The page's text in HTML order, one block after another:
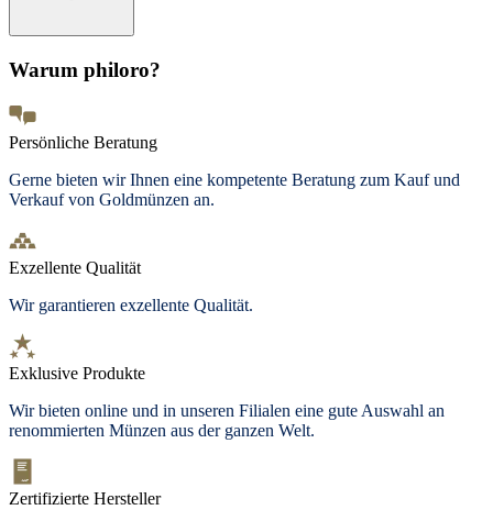
Warum philoro?
Persönliche Beratung
Gerne bieten wir Ihnen eine kompetente Beratung zum Kauf und
Verkauf von Goldmünzen an.
Exzellente Qualität
Wir garantieren exzellente Qualität.
Exklusive Produkte
Wir bieten online und in unseren Filialen eine gute Auswahl an
renommierten Münzen aus der ganzen Welt.
Zertifizierte Hersteller